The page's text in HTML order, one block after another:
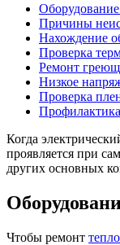
Причины
Нахождение
Проверка
Ремонт
Низкое
Проверка
Когда
проявляется при
других основных
Чтобы ремонт